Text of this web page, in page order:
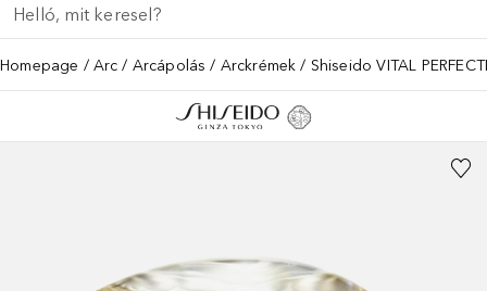
Homepage Arc Arcápolás Arckrémek Shiseido VITAL